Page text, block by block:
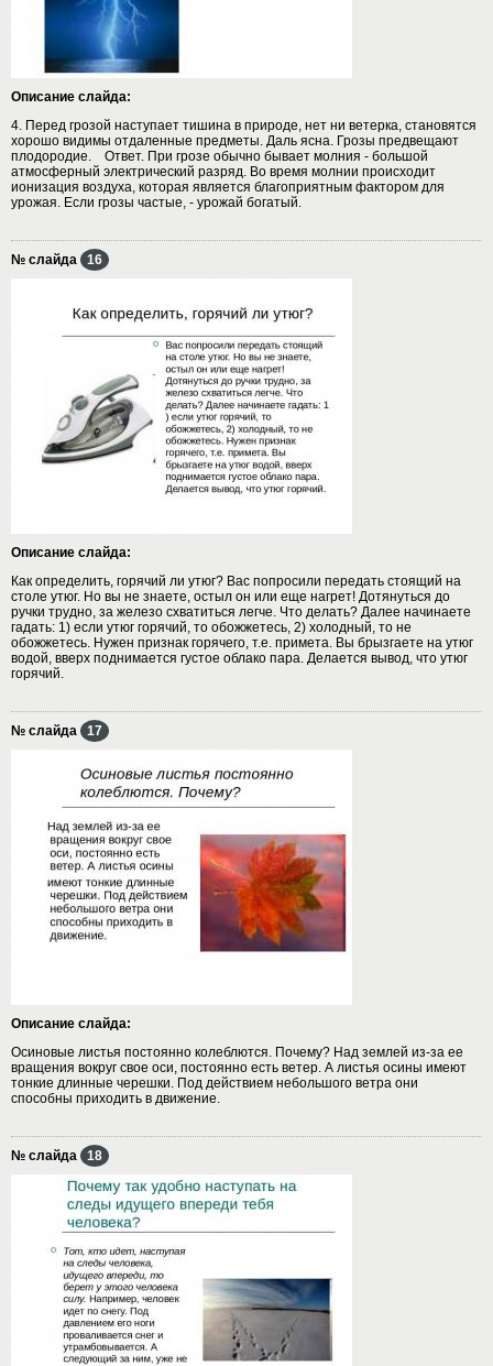
Описание слайда:
4. Перед грозой наступает тишина в природе, нет ни ветерка, становятся
хорошо видимы отдаленные предметы. Даль ясна. Грозы предвещают
плодородие. Ответ. При грозе обычно бывает молния - большой
атмосферный электрический разряд. Во время молнии происходит
ионизация воздуха, которая является благоприятным фактором для
урожая. Если грозы частые, - урожай богатый.
№ слайда 16
Описание слайда:
Как определить, горячий ли утюг? Вас попросили передать стоящий на
столе утюг. Но вы не знаете, остыл он или еще нагрет! Дотянуться до
ручки трудно, за железо схватиться легче. Что делать? Далее начинаете
гадать: 1) если утюг горячий, то обожжетесь, 2) холодный, то не
обожжетесь. Нужен признак горячего, т.е. примета. Вы брызгаете на утюг
водой, вверх поднимается густое облако пара. Делается вывод, что утюг
горячий.
№ слайда 17
Описание слайда:
Осиновые листья постоянно колеблются. Почему? Над землей из-за ее
вращения вокруг свое оси, постоянно есть ветер. А листья осины имеют
тонкие длинные черешки. Под действием небольшого ветра они
способны приходить в движение.
№ слайда 18